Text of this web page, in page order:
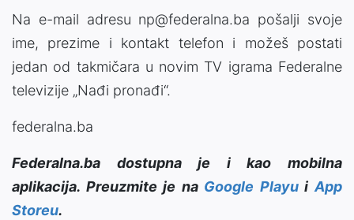
Na e-mail adresu np@federalna.ba pošalji svoje
ime, prezime i kontakt telefon i možeš postati
jedan od takmičara u novim TV igrama Federalne
televizije „Nađi pronađi“.
federalna.ba
Federalna.ba dostupna je i kao mobilna
aplikacija. Preuzmite je na Google PlayuiApp
Storeu.